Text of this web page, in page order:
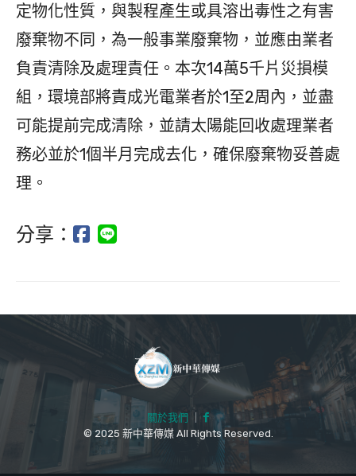
定物化性質，與製程產生或具溶出毒性之有害
廢棄物不同，為一般事業廢棄物，並應由業者
負責清除及處理責任。本次14萬5千片災損模
組，環境部將責成光電業者於1至2周內，並盡
可能提前完成清除，並請太陽能回收處理業者
務必並於1個半月完成去化，確保廢棄物妥善處
理。
分享：
關於我們
｜
© 2025 新中華傳媒 All Rights Reserved.